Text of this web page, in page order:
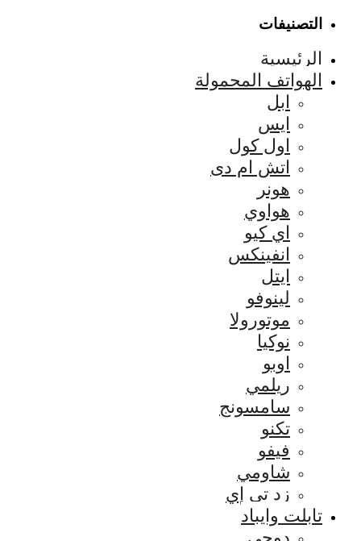
التصنيفات
الرئيسية
الهواتف المحمولة
ابل
ايس
اول كول
اتش ام دى
هونر
هواوي
اي كيو
انفينكس
ايتل
لينوفو
موتورولا
نوكيا
اوبو
ريلمي
سامسونج
تكنو
فيفو
شاومي
زد تي إي
تابلت وايباد